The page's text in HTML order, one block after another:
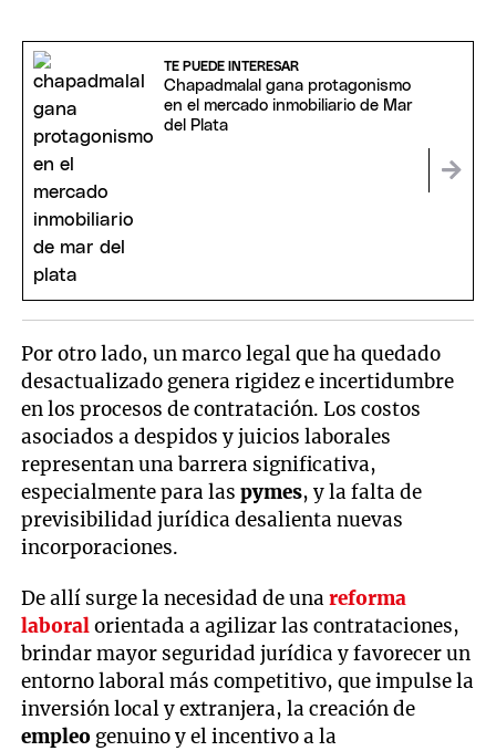
TE PUEDE INTERESAR
Chapadmalal gana protagonismo
en el mercado inmobiliario de Mar
del Plata
Por otro lado, un marco legal que ha quedado
desactualizado genera rigidez e incertidumbre
en los procesos de contratación. Los costos
asociados a despidos y juicios laborales
representan una barrera significativa,
especialmente para laspymes, y la falta de
previsibilidad jurídica desalienta nuevas
incorporaciones.
De allí surge la necesidad de unareforma
laboralorientada a agilizar las contrataciones,
brindar mayor seguridad jurídica y favorecer un
entorno laboral más competitivo, que impulse la
inversión local y extranjera, la creación de
empleo genuino y el incentivo a la